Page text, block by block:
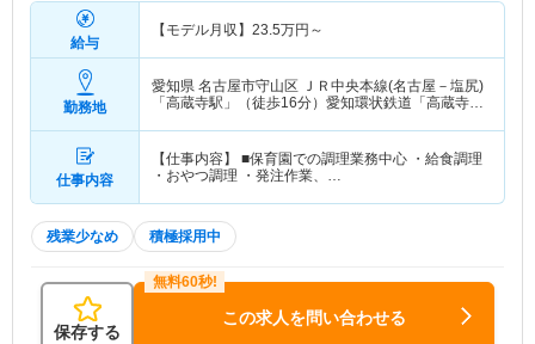
給与
【モデル月収】 23.5万円～
勤務地
愛知県 名古屋市守山区 ＪＲ中央本線(名古屋－塩尻)
「高蔵寺駅」（徒歩16分）愛知環状鉄道「高蔵寺
仕事内容
【仕事内容】 ■保育園での調理業務中心 ・給食調理
・おやつ調理 ・発注作業、…
残業少なめ 積極採用中
保存する
この求人を問い合わせる